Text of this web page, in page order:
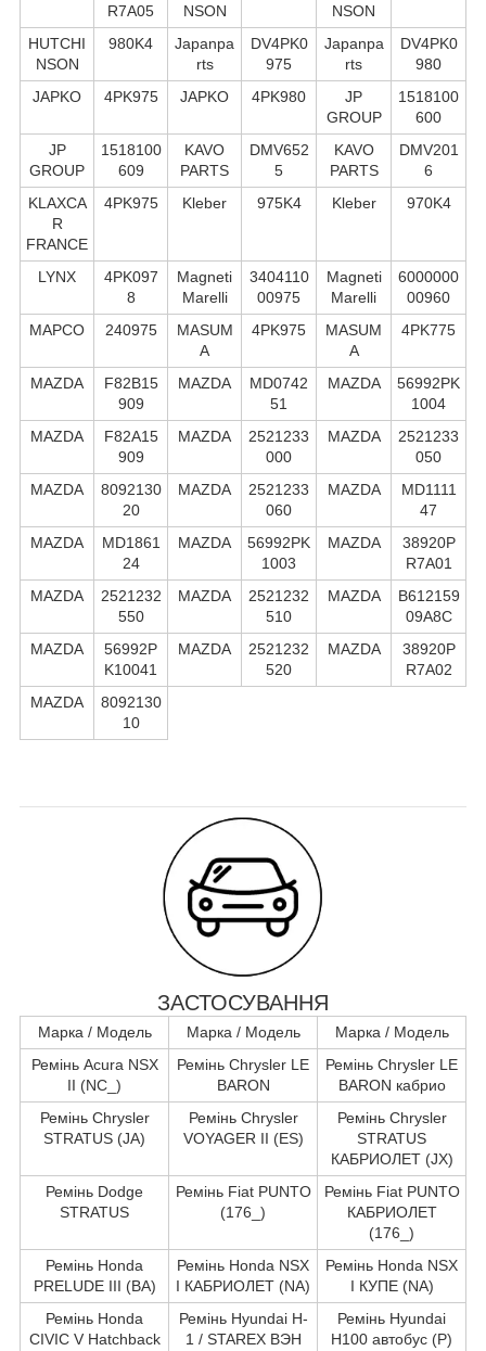
R7A05
NSON
NSON
HUTCHI
NSON
980K4
Japanpa
rts
DV4PK0
975
Japanpa
rts
DV4PK0
980
JAPKO
4PK975 JAPKO 4PK980
JP
GROUP
1518100
600
JP
GROUP
1518100
609
KAVO
PARTS
DMV652
5
KAVO
PARTS
DMV201
6
KLAXCA
R
FRANCE
4PK975 Kleber 975K4 Kleber 970K4
LYNX
4PK097
8
Magneti
Marelli
3404110
00975
Magneti
Marelli
6000000
00960
MAPCO
240975
MASUM
A
4PK975
MASUM
A
4PK775
MAZDA
F82B15
909
MAZDA
MD0742
51
MAZDA
56992PK
1004
MAZDA
F82A15
909
MAZDA
2521233
000
MAZDA
2521233
050
MAZDA
8092130
20
MAZDA
2521233
060
MAZDA
MD1111
47
MAZDA
MD1861
24
MAZDA
56992PK
1003
MAZDA
38920P
R7A01
MAZDA
2521232
550
MAZDA
2521232
510
MAZDA
B612159
09A8C
MAZDA
56992P
K10041
MAZDA
2521232
520
MAZDA
38920P
R7A02
MAZDA
8092130
10
ЗАСТОСУВАННЯ
Марка / Модель Марка / Модель
Марка / Модель
Ремінь Acura NSX
II (NC_)
Ремінь Chrysler LE
BARON
Ремінь Chrysler LE
BARON кабрио
Ремінь Chrysler
STRATUS (JA)
Ремінь Chrysler
VOYAGER II (ES)
Ремінь Chrysler
STRATUS
КАБРИОЛЕТ (JX)
Ремінь Dodge
STRATUS
Ремінь Fiat PUNTO
(176_)
Ремінь Fiat PUNTO
КАБРИОЛЕТ
(176_)
Ремінь Honda
PRELUDE III (BA)
Ремінь Honda NSX
I КАБРИОЛЕТ (NA)
Ремінь Honda NSX
I КУПЕ (NA)
Ремінь Honda
CIVIC V Hatchback
Ремінь Hyundai H-
1 / STAREX ВЭН
Ремінь Hyundai
H100 автобус (P)